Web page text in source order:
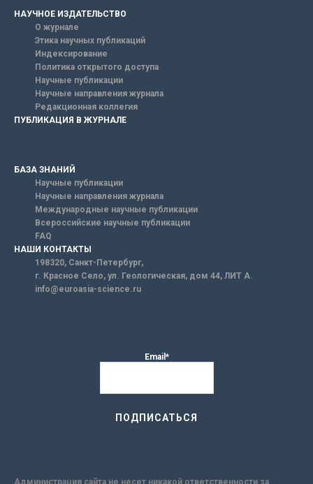
НАУЧНОЕ ИЗДАТЕЛЬСТВО
О журнале
Этика научных публикаций
Индексирование
Политика открытого доступа
Научные публикации
Научные направления журнала
Редакционная коллегия
ПУБЛИКАЦИЯ В ЖУРНАЛЕ
БАЗА ЗНАНИЙ
Научные публикации
Научные направления журнала
Международные научные публикации
Всероссийские научные публикации
FAQ
НАШИ КОНТАКТЫ
198320, Санкт-Петербург,
г. Красное Село, ул. Геологическая, дом 44, ЛИТ А.
info@euroasia-science.ru
Email*
Администрация сайта не несет никакой ответственности за